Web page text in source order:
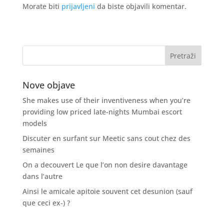
Morate biti prijavljeni da biste objavili komentar.
Nove objave
She makes use of their inventiveness when you’re
providing low priced late-nights Mumbai escort
models
Discuter en surfant sur Meetic sans cout chez des
semaines
On a decouvert Le que l’on non desire davantage
dans l’autre
Ainsi le amicale apitoie souvent cet desunion (sauf
que ceci ex-) ?